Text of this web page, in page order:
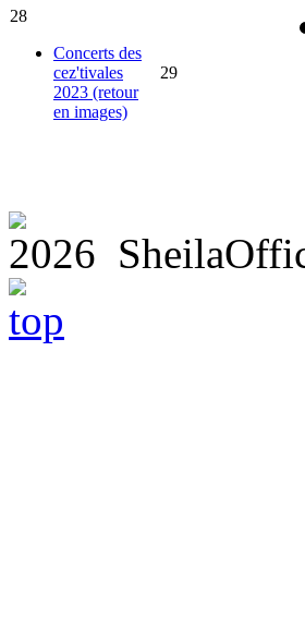
28
Concerts des
cez'tivales
2023 (retour
en images)
29
2026